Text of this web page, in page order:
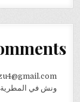
ونش في المطرية|01282505052